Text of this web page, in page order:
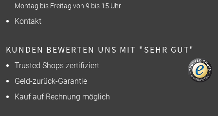
Montag bis Freitag von 9 bis 15 Uhr
Kontakt
KUNDEN BEWERTEN UNS MIT "SEHR GUT"
Trusted Shops zertifiziert
Geld-zurück-Garantie
Kauf auf Rechnung möglich